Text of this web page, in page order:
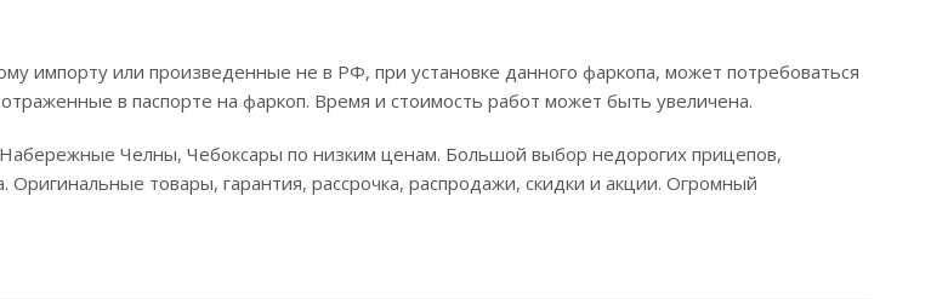
импорту или произведенные не в РФ, при установке данного фаркопа, может потребоваться
в паспорте на фаркоп. Время и стоимость работ может быть увеличена.
Челны, Чебоксары по низким ценам. Большой выбор недорогих прицепов,
Оригинальные товары, гарантия, рассрочка, распродажи, скидки и акции. Огромный